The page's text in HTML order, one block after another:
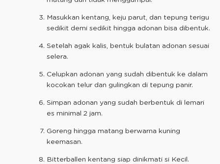
Masukkan kentang, keju parut, dan tepung terigu
sedikit demi sedikit hingga adonan bisa dibentuk.
Setelah agak kalis, bentuk bulatan adonan sesuai
selera.
Celupkan adonan yang sudah dibentuk ke dalam
kocokan telur dan gulingkan di tepung panir.
Simpan adonan yang sudah berbentuk di lemari
es minimal 2 jam.
Goreng hingga matang berwarna kuning
keemasan.
Bitterballen kentang siap dinikmati si Kecil.